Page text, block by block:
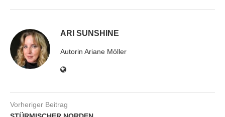
ARI SUNSHINE
Autorin Ariane Möller
Vorheriger Beitrag